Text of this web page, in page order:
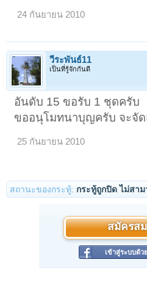
24 กันยายน 2010
วีระพันธ์11
เป็นที่รู้จักกันดี
อันดับ 15 ขอรับ 1 ชุดครับ
ขออนุโมทนาบุญครับ จะจัด
25 กันยายน 2010
สถานะของกระทู้: กระทู้ถูกปิด ไม่สา
สมัครส
เข้าสู่ระบบด้ว